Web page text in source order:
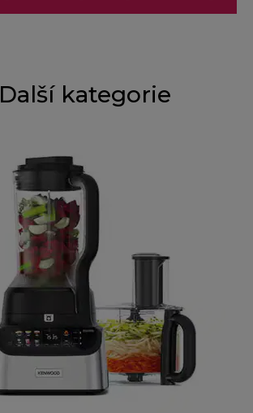
Další kategorie